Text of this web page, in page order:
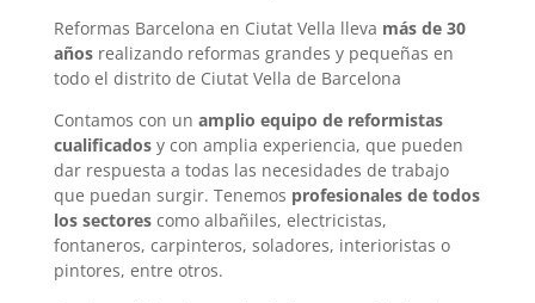
Reformas Barcelona en Ciutat Vella lleva más de 30
añosrealizando reformas grandes y pequeñas en
todo el distrito de Ciutat Vella de Barcelona
Contamos con un amplio equipo de reformistas
cualificadosy con amplia experiencia, que pueden
dar respuesta a todas las necesidades de trabajo
que puedan surgir. Tenemos profesionales de todos
los sectorescomo albañiles, electricistas,
fontaneros, carpinteros, soladores, interioristas o
pintores, entre otros.